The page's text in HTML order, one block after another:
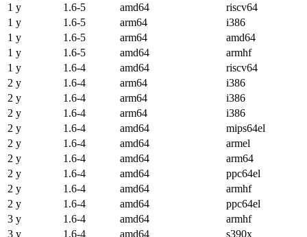
1 y
1.6-5 amd64
riscv64
1 y
1.6-5 arm64
i386
1 y
1.6-5 arm64
amd64
1 y
1.6-5 amd64
armhf
1 y
1.6-4 amd64
riscv64
2 y
1.6-4 arm64
i386
2 y
1.6-4 arm64
i386
2 y
1.6-4 arm64
i386
2 y
1.6-4 amd64
mips64el
2 y
1.6-4 amd64
armel
2 y
1.6-4 amd64
arm64
2 y
1.6-4 amd64
ppc64el
2 y
1.6-4 amd64
armhf
2 y
1.6-4 amd64
ppc64el
3 y
1.6-4 amd64
armhf
3 y
1.6-4 amd64
s390x